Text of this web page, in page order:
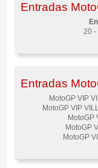
Entradas
20 -
Entradas
MotoGP VIP
MotoGP VIP
MotoGP
MotoGP
MotoGP